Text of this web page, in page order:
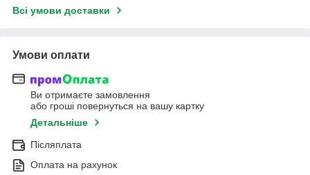
Всі умови доставки
Умови оплати
Ви отримаєте замовлення
або гроші повернуться на вашу картку
Детальніше
Післяплата
Оплата на рахунок